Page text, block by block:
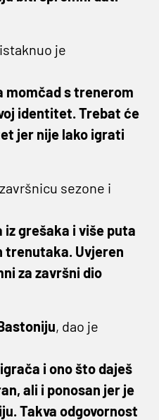
je
momčad s trenerom
identitet. Trebat će
jer nije lako igrati
sezone i
iz grešaka i više puta
trenutaka. Uvjeren
za završni dio
, dao je
i ono što daješ
ali i ponosan jer je
Takva odgovornost